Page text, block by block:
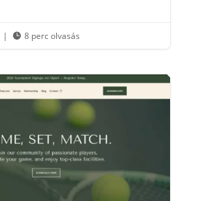
|  8 perc olvasás